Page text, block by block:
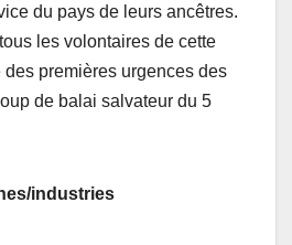
du pays de leurs ancêtres.
les volontaires de cette
des premières urgences des
de balai salvateur du 5
industries